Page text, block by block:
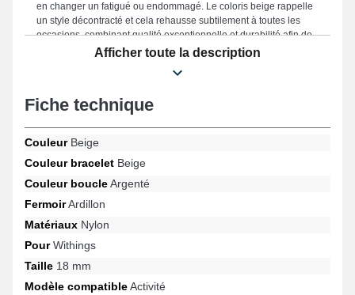
en changer un fatigué ou endommagé. Le coloris beige rappelle
un style décontracté et cela rehausse subtilement à toutes les
occasions, combinant qualité exceptionnelle et durabilité afin de
combler les besoins des passionnés de mode. Placée avec cette
modèle pour les références ScanWatch 2 38 mm, ScanWatch
bien d'autres encore de la marque Withings, l'attache ardillon est.
fusionne confort et robustesse et compatibilité dans le but de
proposer un port ergonomique.
Afficher toute la description
Fiche technique
CouleurBeige
Couleur bracelet Beige
Couleur boucleArgenté
FermoirArdillon
Matériaux Nylon
PourWithings
Taille 18 mm
Modèle compatibleActivité